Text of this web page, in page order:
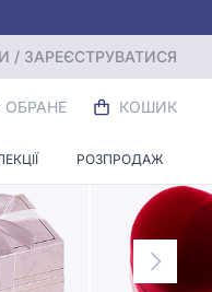
/ ЗАРЕЄСТРУВАТИСЯ
ОБРАНЕ КОШИК
РОЗПРОДАЖ